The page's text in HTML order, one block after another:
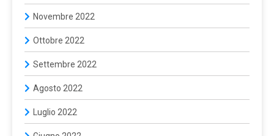
Novembre 2022
Ottobre 2022
Settembre 2022
Agosto 2022
Luglio 2022